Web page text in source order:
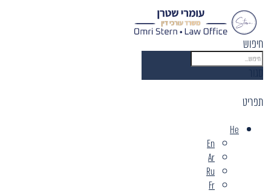
חיפוש
תפריט
He
En
Ar
Ru
Fr